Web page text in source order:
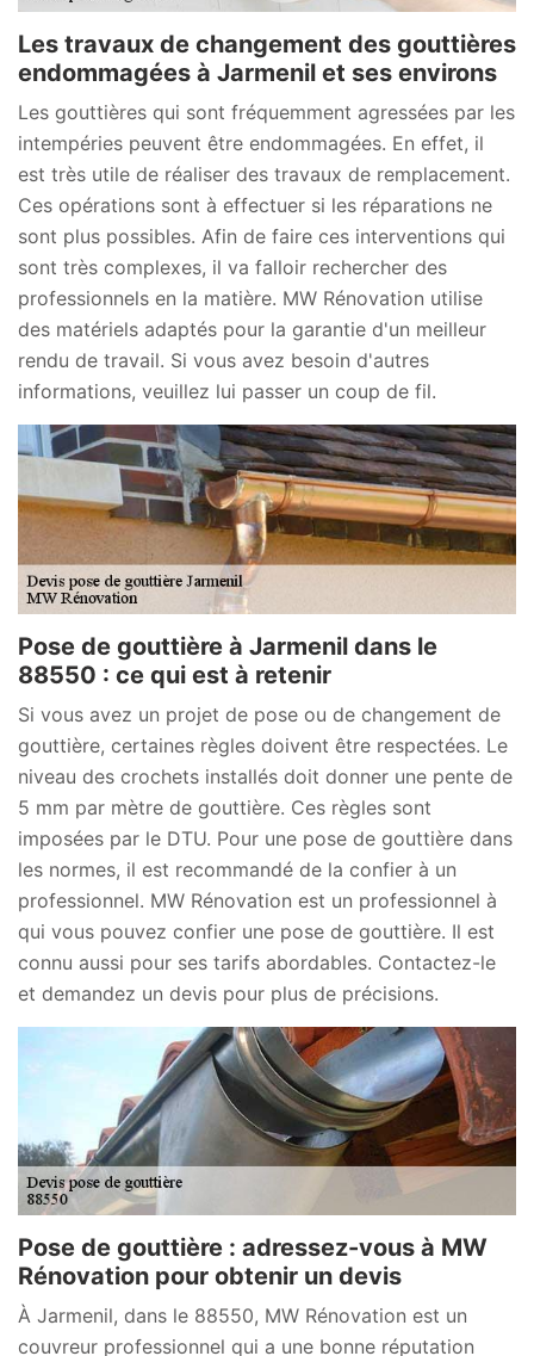
Les travaux de changement des gouttières
endommagées à Jarmenil et ses environs
Les gouttières qui sont fréquemment agressées par les
intempéries peuvent être endommagées. En effet, il
est très utile de réaliser des travaux de remplacement.
Ces opérations sont à effectuer si les réparations ne
sont plus possibles. Afin de faire ces interventions qui
sont très complexes, il va falloir rechercher des
professionnels en la matière. MW Rénovation utilise
des matériels adaptés pour la garantie d'un meilleur
rendu de travail. Si vous avez besoin d'autres
informations, veuillez lui passer un coup de fil.
Pose de gouttière à Jarmenil dans le
88550 : ce qui est à retenir
Si vous avez un projet de pose ou de changement de
gouttière, certaines règles doivent être respectées. Le
niveau des crochets installés doit donner une pente de
5 mm par mètre de gouttière. Ces règles sont
imposées par le DTU. Pour une pose de gouttière dans
les normes, il est recommandé de la confier à un
professionnel. MW Rénovation est un professionnel à
qui vous pouvez confier une pose de gouttière. Il est
connu aussi pour ses tarifs abordables. Contactez-le
et demandez un devis pour plus de précisions.
Pose de gouttière : adressez-vous à MW
Rénovation pour obtenir un devis
À Jarmenil, dans le 88550, MW Rénovation est un
couvreur professionnel qui a une bonne réputation